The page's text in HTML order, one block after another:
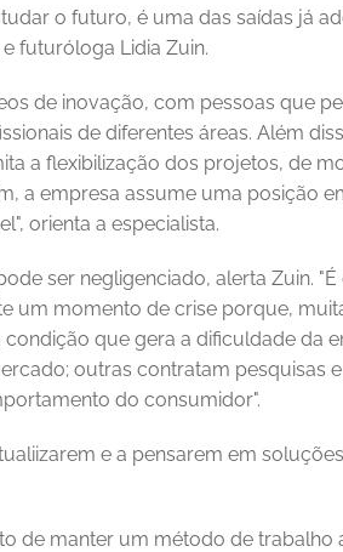
o futuro, é uma das saídas já
futuróloga Lidia Zuin.
de inovação, com pessoas que
de diferentes áreas. Além
a flexibilização dos projetos, de
a empresa assume uma posição
orienta a especialista.
ser negligenciado, alerta Zuin.
um momento de crise porque,
que gera a dificuldade da
outras contratam pesquisas
do consumidor".
e a pensarem em
de manter um método de trabalho